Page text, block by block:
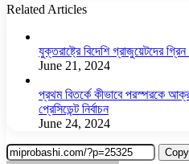
Related Articles
যুক্তরাষ্ট্রে বিদেশি গ্রাজুয়েটদের
June 21, 2024
প্রথম বিতর্কে কীভাবে পরস্পরকে
প্রেসিডেন্ট নির্বাচন
June 24, 2024
Copy